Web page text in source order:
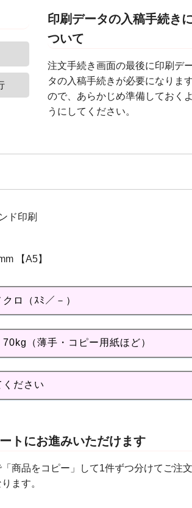
印刷データの入稿手続き
ついて
注文手続き画面の最後に印刷デ
タの入稿手続きが必要になりま
ので、あらかじめ準備しておくよ
うにしてください。
ド印刷
【A5】
トにお進みいただけます
商品をコピー」して1件ずつ分けてご注文
ます。